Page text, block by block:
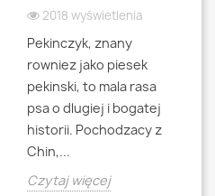
2018 wyświetlenia
Pekinczyk, znany
rowniez jako piesek
pekinski, to mala rasa
psa o dlugiej i bogatej
historii. Pochodzacy z
Chin,...
Czytaj więcej